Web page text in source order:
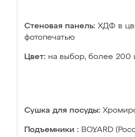
Стеновая панель: ХДФ в
фотопечатью
Цвет: на выбор, более 200
Сушка для посуды:
Подъемники : BOYARD